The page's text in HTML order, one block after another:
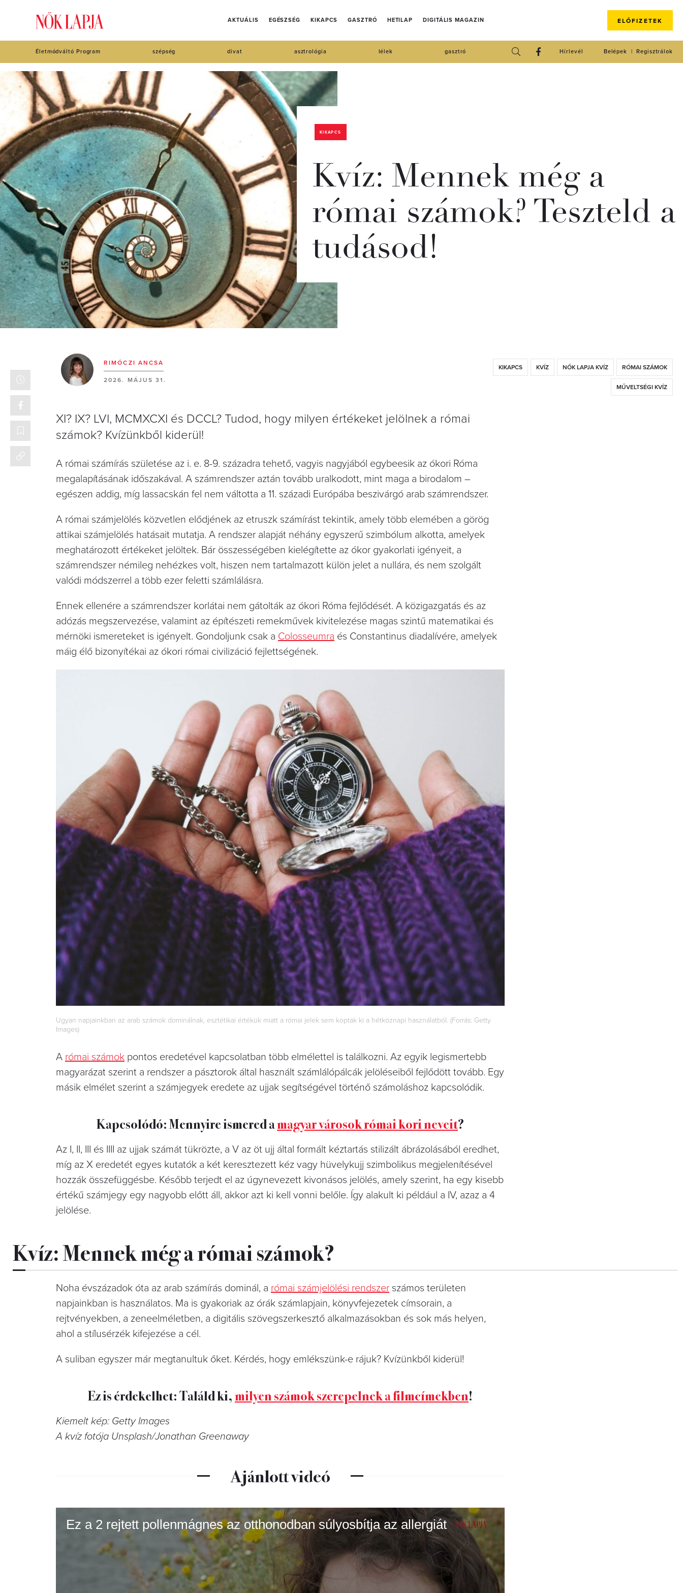
AKTUÁLIS EGÉSZSÉG KIKAPCS GASZTRÓ HETILAP DIGITÁLIS MAGAZIN ELŐFIZETEK
Életmódváltó Program szépség divat asztrológia lélek gasztró Regisztrálok
Belépek
Hírlevél
KIKAPCS
Kvíz: Mennek még a
római számok? Teszteld a
tudásod!
RIMÓCZI ANCSA
2026. MÁJUS 31.
KIKAPCS KVÍZ NŐK LAPJA KVÍZ RÓMAI SZÁMOK
MŰVELTSÉGI KVÍZ
XI? IX? LVI, MCMXCXI és DCCL? Tudod, hogy milyen értékeket jelölnek a római
számok? Kvízünkből kiderül!
A római számírás születése az i. e. 8-9. századra tehető, vagyis nagyjából egybeesik az ókori Róma
megalapításának időszakával. A számrendszer aztán tovább uralkodott, mint maga a birodalom –
egészen addig, míg lassacskán fel nem váltotta a 11. századi Európába beszivárgó arab számrendszer.
A római számjelölés közvetlen elődjének az etruszk számírást tekintik, amely több elemében a görög
attikai számjelölés hatásait mutatja. A rendszer alapját néhány egyszerű szimbólum alkotta, amelyek
meghatározott értékeket jelöltek. Bár összességében kielégítette az ókor gyakorlati igényeit, a
számrendszer némileg nehézkes volt, hiszen nem tartalmazott külön jelet a nullára, és nem szolgált
valódi módszerrel a több ezer feletti számlálásra.
Ennek ellenére a számrendszer korlátai nem gátolták az ókori Róma fejlődését. A közigazgatás és az
adózás megszervezése, valamint az építészeti remekművek kivitelezése magas szintű matematikai és
mérnöki ismereteket is igényelt. Gondoljunk csak a Colosseumra és Constantinus diadalívére, amelyek
máig élő bizonyítékai az ókori római civilizáció fejlettségének.
Ugyan napjainkban az arab számok dominálnak, esztétikai értékük miatt a római jelek sem koptak ki a hétköznapi használatból. (Forrás: Getty
Images)
A római számok pontos eredetével kapcsolatban több elmélettel is találkozni. Az egyik legismertebb
magyarázat szerint a rendszer a pásztorok által használt számlálópálcák jelöléseiből fejlődött tovább. Egy
másik elmélet szerint a számjegyek eredete az ujjak segítségével történő számoláshoz kapcsolódik.
Kapcsolódó: Mennyire ismered amagyar városok római kori neveit?
Az I, II, III és IIII az ujjak számát tükrözte, a V az öt ujj által formált kéztartás stilizált ábrázolásából eredhet,
míg az X eredetét egyes kutatók a két keresztezett kéz vagy hüvelykujj szimbolikus megjelenítésével
hozzák összefüggésbe. Később terjedt el az úgynevezett kivonásos jelölés, amely szerint, ha egy kisebb
értékű számjegy egy nagyobb előtt áll, akkor azt ki kell vonni belőle. Így alakult ki például a IV, azaz a 4
jelölése.
Kvíz: Mennek még a római számok?
Noha évszázadok óta az arab számírás dominál, a római számjelölési rendszer számos területen
napjainkban is használatos. Ma is gyakoriak az órák számlapjain, könyvfejezetek címsorain, a
rejtvényekben, a zeneelméletben, a digitális szövegszerkesztő alkalmazásokban és sok más helyen,
ahol a stílusérzék kifejezése a cél.
A suliban egyszer már megtanultuk őket. Kérdés, hogy emlékszünk-e rájuk? Kvízünkből kiderül!
Ez is érdekelhet: Találd ki,milyen számok szerepelnek a filmcímekben!
Kiemelt kép: Getty Images
A kvíz fotója Unsplash/Jonathan Greenaway
Ajánlott videó
Ez a 2 rejtett pollenmágnes az otthonodban súlyosbítja az allergiát